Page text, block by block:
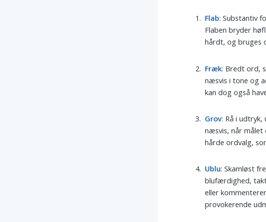
Flab: Substantiv
Flaben bryder
hårdt, og bruges
Fræk: Bredt ord,
næsvis i tone og
kan dog også
Grov: Rå i
næsvis, når
hårde ordvalg,
Ublu: Skamløst
blufærdighed,
eller
provokerende